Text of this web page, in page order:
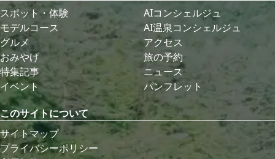
スポット・体験
モデルコース
グルメ
おみやげ
特集記事
イベント
AIコンシェルジュ
AI温泉コンシェルジュ
アクセス
旅の予約
ニュース
パンフレット
このサイトについて
サイトマップ
プライバシーポリシー